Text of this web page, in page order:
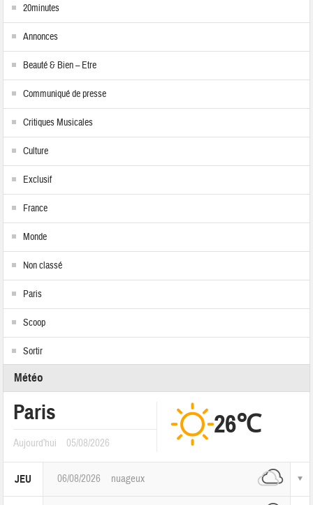
20minutes
Annonces
Beauté & Bien – Etre
Communiqué de presse
Critiques Musicales
Culture
Exclusif
France
Monde
Non classé
Paris
Scoop
Sortir
Météo
Paris
Aujourd'hui 05/08/2026
26℃
JEU 06/08/2026 nuageux